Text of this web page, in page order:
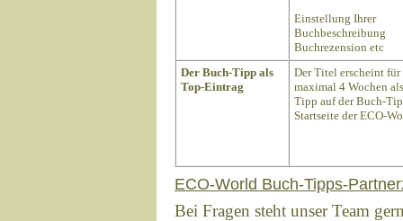
Einstellung Ihrer
Buchbeschreibung
Buchrezension etc
Der Buch-Tipp als
Top-Eintrag
Der Titel erscheint für
maximal 4 Wochen
Tipp auf der Buch-
Startseite der ECO-
ECO-World Buch-Tipps-
Bei Fragen steht unser Team